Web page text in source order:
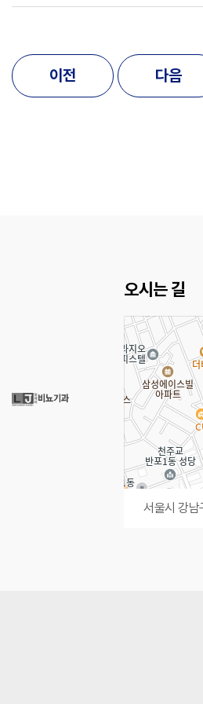
이전 다음
오시는 길
서울시 강